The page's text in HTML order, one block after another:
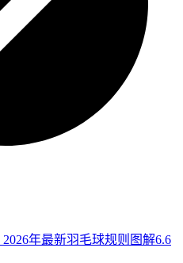
年最新羽毛球规则图解6.6